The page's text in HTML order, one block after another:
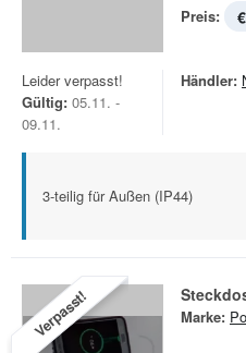
Preis:
Leider verpasst!
Gültig: 05.11. -
09.11.
Händler:
3-teilig für Außen (IP44)
Verpasst! Marke: